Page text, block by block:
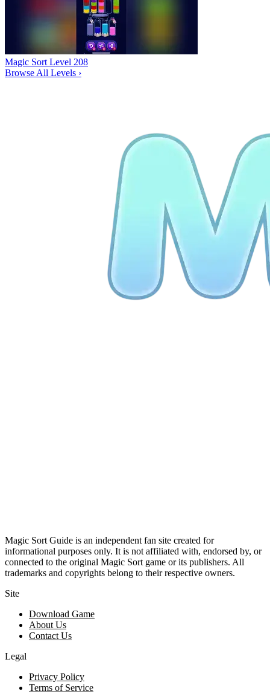
Magic Sort Level 208
Browse All Levels ›
Magic Sort Guide is an independent fan site created for
informational purposes only. It is not affiliated with, endorsed by, or
connected to the original Magic Sort game or its publishers. All
trademarks and copyrights belong to their respective owners.
Site
Download Game
About Us
Contact Us
Legal
Privacy Policy
Terms of Service